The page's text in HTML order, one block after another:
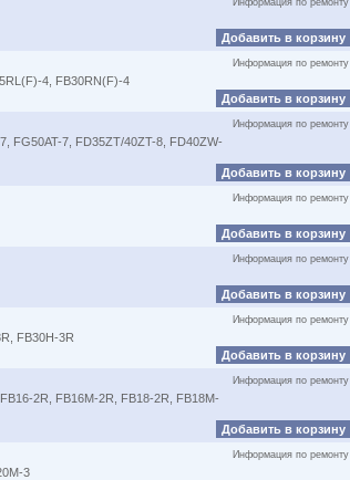
Информация по ремонту
Добавить в корзину
4, FB30RN(F)-4
Информация по ремонту
Добавить в корзину
FG50AT-7, FD35ZT/40ZT-8, FD40ZW-
Информация по ремонту
Добавить в корзину
Информация по ремонту
Добавить в корзину
Информация по ремонту
Добавить в корзину
FB30H-3R
Информация по ремонту
Добавить в корзину
2R, FB16M-2R, FB18-2R, FB18M-
Информация по ремонту
Добавить в корзину
3
Информация по ремонту